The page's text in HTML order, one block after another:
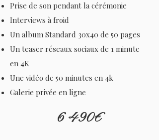
Prise de son pendant la cérémonie
Interviews à froid
Un album Standard 30x40 de 50 pages
Un teaser réseaux sociaux de 1 minute
en 4K
Une vidéo de 50 minutes en 4k
Galerie privée en ligne
6 490€